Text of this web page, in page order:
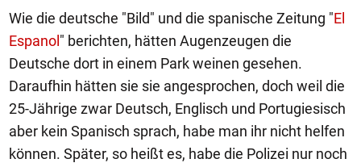
Wie die deutsche "Bild" und die spanische Zeitung "El
Espanol " berichten, hätten Augenzeugen die
Deutsche dort in einem Park weinen gesehen.
Daraufhin hätten sie sie angesprochen, doch weil die
25-Jährige zwar Deutsch, Englisch und Portugiesisch
aber kein Spanisch sprach, habe man ihr nicht helfen
können. Später, so heißt es, habe die Polizei nur noch